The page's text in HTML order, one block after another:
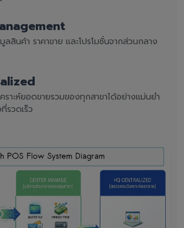
ลสินค้า ราคาขาย และโปรโมชั่นจากส่วนกลาง
ราะห์ยอดขายรวมของทุกสาขาได้อย่างแม่นยำ
รวดเร็ว